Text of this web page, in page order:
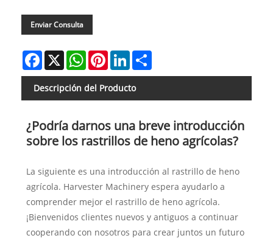
Enviar Consulta
Facebook
X WhatsAppPinterestLinkedIn
Descripción del Producto
¿Podría darnos una breve introducción
sobre los rastrillos de heno agrícolas?
La siguiente es una introducción al rastrillo de heno
agrícola. Harvester Machinery espera ayudarlo a
comprender mejor el rastrillo de heno agrícola.
¡Bienvenidos clientes nuevos y antiguos a continuar
cooperando con nosotros para crear juntos un futuro